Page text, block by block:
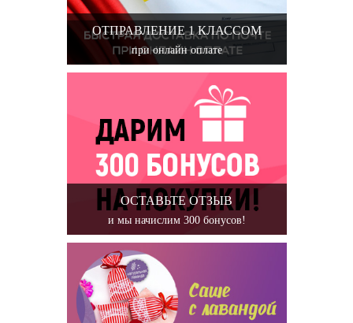
ОТПРАВЛЕНИЕ 1 КЛАССОМ
при онлайн оплате
ОСТАВЬТЕ ОТЗЫВ
и мы начислим 300 бонусов!